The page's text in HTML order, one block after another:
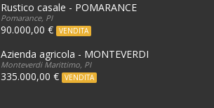
Rustico casale - POMARANCE
Pomarance, PI
90.000,00 € VENDITA
Azienda agricola - MONTEVERDI MARITTIMO
Monteverdi Marittimo, PI
335.000,00 € VENDITA